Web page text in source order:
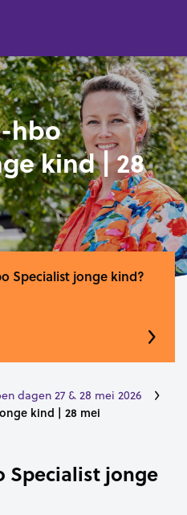
hbo
kind | 28
Specialist jonge kind?
dagen 27 & 28 mei 2026
kind | 28 mei
Specialist jonge